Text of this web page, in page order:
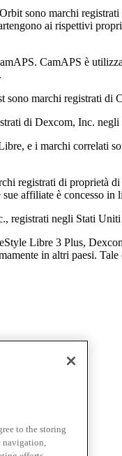
sono marchi
ai rispettivi
CamAPS è
sono marchi registrati di
di Dexcom, Inc.
e i marchi correlati
registrati di proprietà
affiliate è concesso in
registrati negli Stati
Libre 3 Plus,
in altri paesi. Tale
to the storing
navigation,